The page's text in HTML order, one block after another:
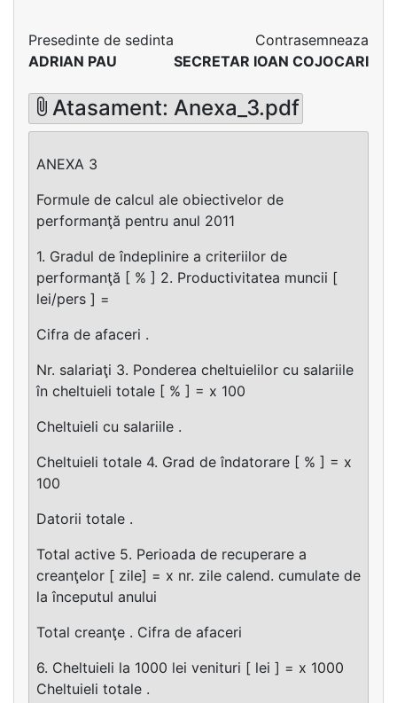
Presedinte de sedinta
ADRIAN PAU
Contrasemneaza
SECRETAR IOAN COJOCARI
Atasament: Anexa_3.pdf
ANEXA 3
Formule de calcul ale obiectivelor de
performanţă pentru anul 2011
1. Gradul de îndeplinire a criteriilor de
performanţă [ % ] 2. Productivitatea muncii [
lei/pers ] =
Cifra de afaceri .
Nr. salariaţi 3. Ponderea cheltuielilor cu salariile
în cheltuieli totale [ % ] = x 100
Cheltuieli cu salariile .
Cheltuieli totale 4. Grad de îndatorare [ % ] = x
100
Datorii totale .
Total active 5. Perioada de recuperare a
creanţelor [ zile] = x nr. zile calend. cumulate de
la începutul anului
Total creanţe . Cifra de afaceri
6. Cheltuieli la 1000 lei venituri [ lei ] = x 1000
Cheltuieli totale .